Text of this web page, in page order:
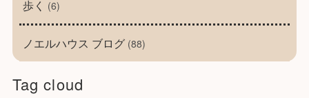
歩く (6)
ノエルハウス ブログ(88)
Tag cloud